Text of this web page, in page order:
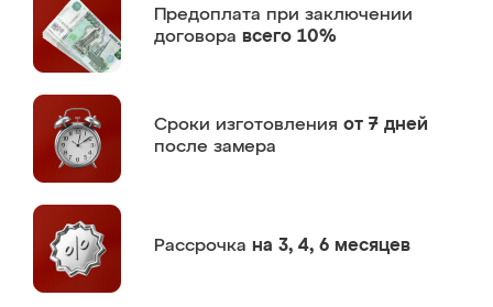
Предоплата при заключении
договора всего 10%
Сроки изготовления от 7 дней
после замера
Рассрочка на 3, 4, 6 месяцев